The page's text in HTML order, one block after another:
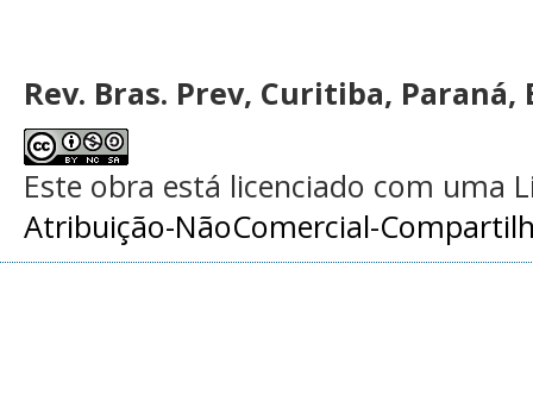
Rev. Bras. Prev, Curitiba, Paraná,
Este obra está licenciado com uma
Atribuição-NãoComercial-